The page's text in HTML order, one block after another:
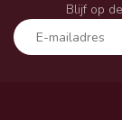
Blijf op